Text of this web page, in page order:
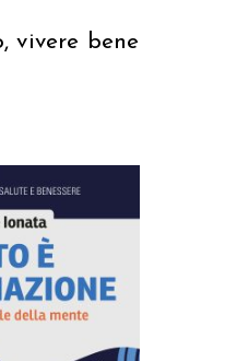
vivere bene